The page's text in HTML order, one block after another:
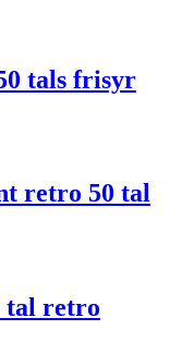
tals frisyr
retro 50 tal
tal retro